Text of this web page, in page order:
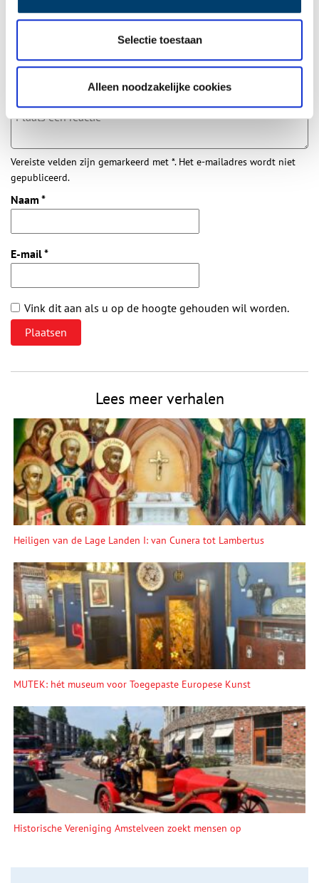
Selectie toestaan
Alleen noodzakelijke cookies
Aanvullingen
Vereiste velden zijn gemarkeerd met *. Het e-mailadres wordt niet
gepubliceerd.
Naam *
E-mail*
Vink dit aan als u op de hoogte gehouden wil worden.
Lees meer verhalen
Heiligen van de Lage Landen I: van Cunera tot Lambertus
MUTEK: hét museum voor Toegepaste Europese Kunst
Historische Vereniging Amstelveen zoekt mensen op